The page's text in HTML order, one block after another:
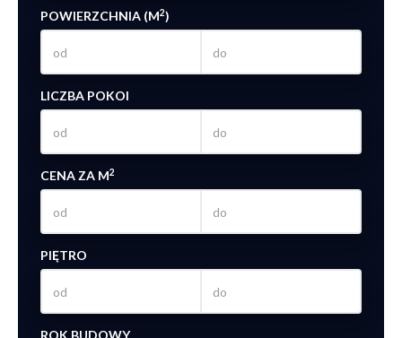
POWIERZCHNIA (M2)
LICZBA POKOI
CENA ZA M2
PIĘTRO
ROK BUDOWY